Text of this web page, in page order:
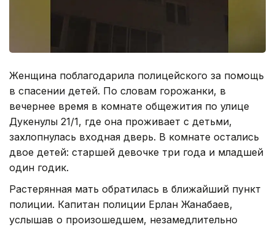
Женщина поблагодарила полицейского за помощь
в спасении детей. По словам горожанки, в
вечернее время в комнате общежития по улице
Дукенулы 21/1, где она проживает с детьми,
захлопнулась входная дверь. В комнате остались
двое детей: старшей девочке три года и младшей
один годик.
Растерянная мать обратилась в ближайший пункт
полиции. Капитан полиции Ерлан Жанабаев,
услышав о произошедшем, незамедлительно